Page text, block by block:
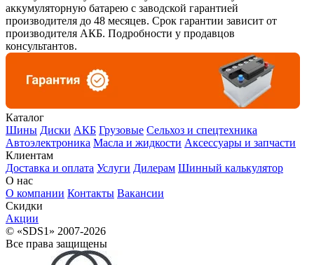
аккумуляторную батарею с заводской гарантией
производителя до 48 месяцев. Срок гарантии зависит от
производителя АКБ. Подробности у продавцов
консультантов.
Каталог
Шины Диски АКБ Грузовые Сельхоз и спецтехника
Автоэлектроника Масла и жидкости Аксессуары и запчасти
Клиентам
Доставка и оплата Услуги Дилерам Шинный калькулятор
О нас
О компании Контакты Вакансии
Скидки
Акции
© «SDS1» 2007-2026
Все права защищены